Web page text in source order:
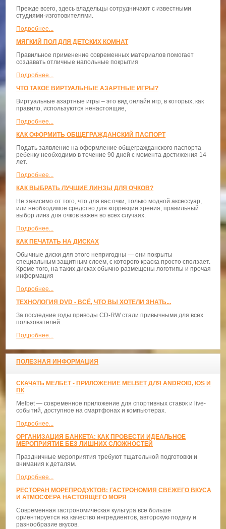
Прежде всего, здесь владельцы сотрудничают с известными
студиями-изготовителями.
Подробнее...
МЯГКИЙ ПОЛ ДЛЯ ДЕТСКИХ КОМНАТ
Правильное применение современных материалов помогает
создавать отличные напольные покрытия
Подробнее...
ЧТО ТАКОЕ ВИРТУАЛЬНЫЕ АЗАРТНЫЕ ИГРЫ?
Виртуальные азартные игры – это вид онлайн игр, в которых, как
правило, используются ненастоящие,
Подробнее...
КАК ОФОРМИТЬ ОБЩЕГРАЖДАНСКИЙ ПАСПОРТ
Подать заявление на оформление общегражданского паспорта
ребенку необходимо в течение 90 дней с момента достижения 14
лет.
Подробнее...
КАК ВЫБРАТЬ ЛУЧШИЕ ЛИНЗЫ ДЛЯ ОЧКОВ?
Не зависимо от того, что для вас очки, только модной аксессуар,
или необходимое средство для коррекции зрения, правильный
выбор линз для очков важен во всех случаях.
Подробнее...
КАК ПЕЧАТАТЬ НА ДИСКАХ
Обычные диски для этого непригодны — они покрыты
специальным защитным слоем, с которого краска просто сползает.
Кроме того, на таких дисках обычно размещены логотипы и прочая
информация
Подробнее...
ТЕХНОЛОГИЯ DVD - ВСЁ, ЧТО ВЫ ХОТЕЛИ ЗНАТЬ...
За последние годы приводы CD-RW стали привычными для всех
пользователей.
Подробнее...
ПОЛЕЗНАЯ ИНФОРМАЦИЯ
СКАЧАТЬ МЕЛБЕТ - ПРИЛОЖЕНИЕ MELBET ДЛЯ ANDROID, IOS И
ПК
Melbet — современное приложение для спортивных ставок и live-
событий, доступное на смартфонах и компьютерах.
Подробнее...
ОРГАНИЗАЦИЯ БАНКЕТА: КАК ПРОВЕСТИ ИДЕАЛЬНОЕ
МЕРОПРИЯТИЕ БЕЗ ЛИШНИХ СЛОЖНОСТЕЙ
Праздничные мероприятия требуют тщательной подготовки и
внимания к деталям.
Подробнее...
РЕСТОРАН МОРЕПРОДУКТОВ: ГАСТРОНОМИЯ СВЕЖЕГО ВКУСА
И АТМОСФЕРА НАСТОЯЩЕГО МОРЯ
Современная гастрономическая культура все больше
ориентируется на качество ингредиентов, авторскую подачу и
разнообразие вкусов.